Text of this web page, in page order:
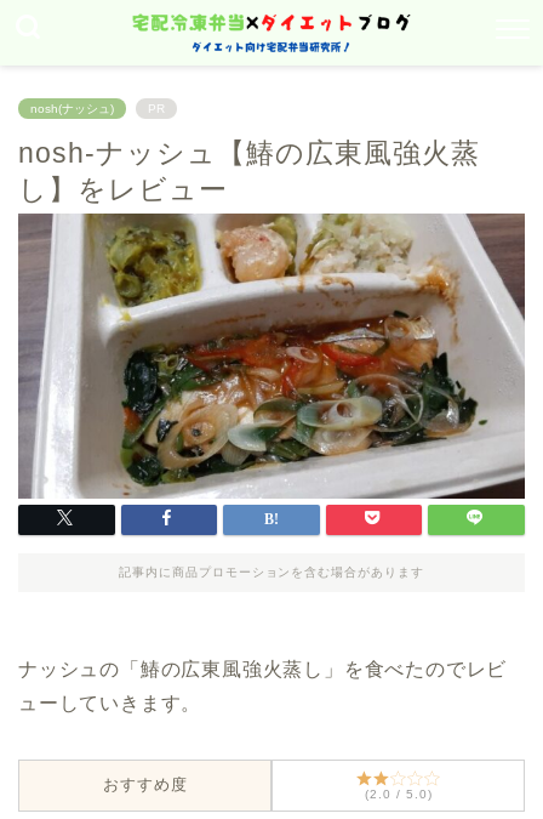
nosh(ナッシュ) PR
nosh-ナッシュ【鰆の広東風強火蒸
し】をレビュー
記事内に商品プロモーションを含む場合があります
ナッシュの「鰆の広東風強火蒸し」を食べたのでレビ
ューしていきます。
おすすめ度
(2.0 / 5.0)